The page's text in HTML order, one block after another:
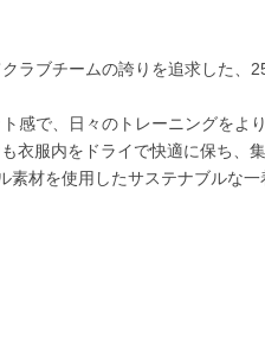
ラブチームの誇りを追求した、
感で、日々のトレーニングをよ
衣服内をドライで快適に保ち、
材を使用したサステナブルな一